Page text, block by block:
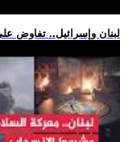
.. لبنان وإسرائيل.. تفاوض